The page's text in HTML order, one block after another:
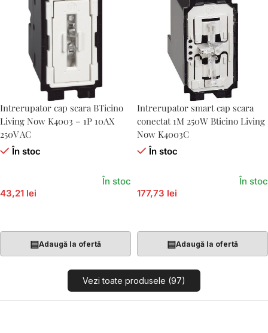
Intrerupator cap scara BTicino
Living Now K4003 – 1P 10AX
250V AC
În stoc
43,21 lei
În stoc
▤Adaugă la ofertă
Intrerupator smart cap scara
conectat 1M 250W Bticino Living
Now K4003C
În stoc
177,73 lei
În stoc
▤Adaugă la ofertă
Vezi toate produsele (97)